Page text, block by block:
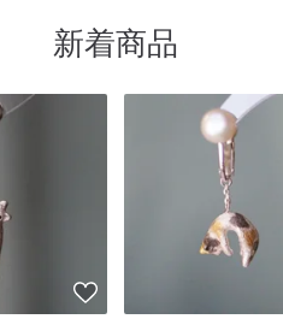
新着商品